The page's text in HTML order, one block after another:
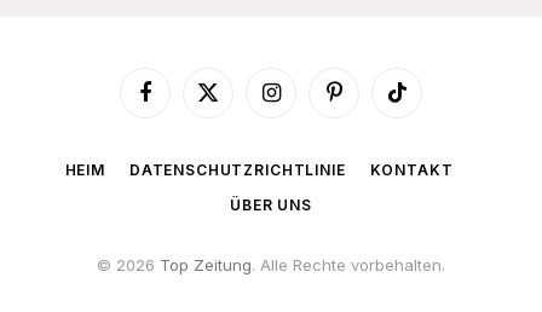
Facebook
X
InstagramPinterestTikTok
HEIM DATENSCHUTZRICHTLINIE
KONTAKT
ÜBER UNS
© 2026 Top Zeitung. Alle Rechte vorbehalten.